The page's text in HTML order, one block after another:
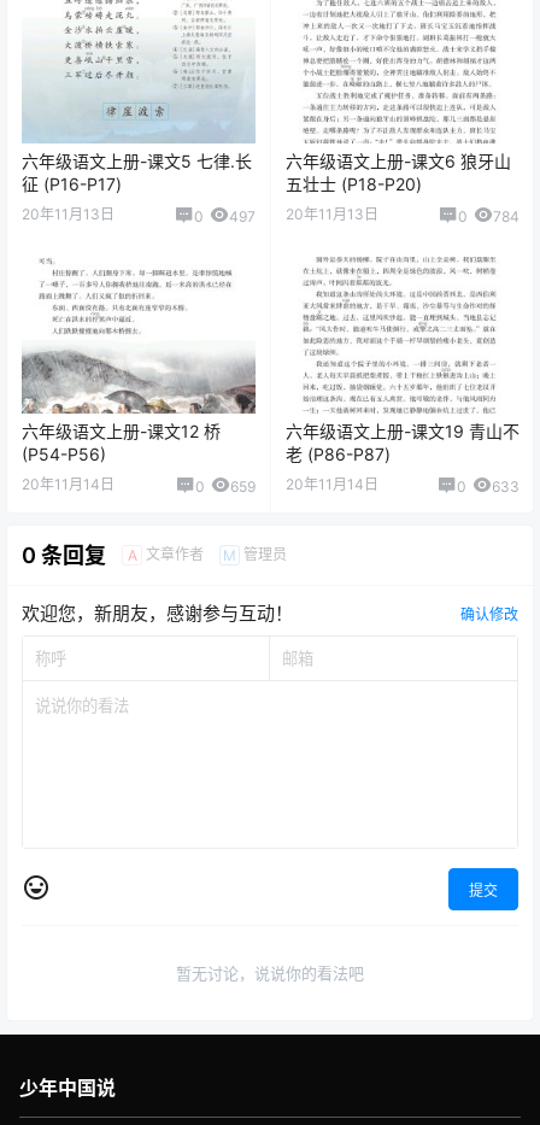
六年级语文上册-课文5 七律.长
征 (P16-P17)
20年11月13日 0 497
六年级语文上册-课文6 狼牙山
五壮士 (P18-P20)
20年11月13日 0 784
六年级语文上册-课文12 桥
(P54-P56)
20年11月14日 0 659
六年级语文上册-课文19 青山不
老 (P86-P87)
20年11月14日 0 633
0 条回复 A 文章作者 M 管理员
欢迎您，新朋友，感谢参与互动！ 确认修改
提交
暂无讨论，说说你的看法吧
少年中国说